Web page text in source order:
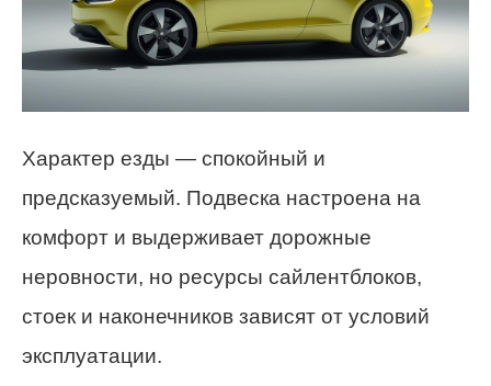
Характер езды — спокойный и
предсказуемый. Подвеска настроена на
комфорт и выдерживает дорожные
неровности, но ресурсы сайлентблоков,
стоек и наконечников зависят от условий
эксплуатации.